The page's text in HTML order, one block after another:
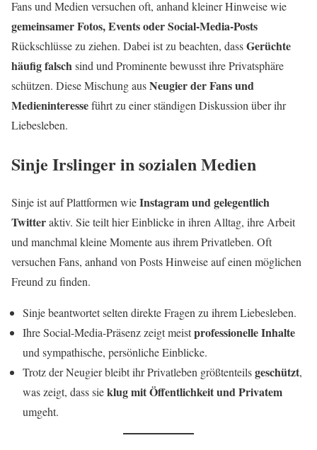
Fans und Medien versuchen oft, anhand kleiner Hinweise wie
gemeinsamer Fotos, Events oder Social-Media-Posts
Rückschlüsse zu ziehen. Dabei ist zu beachten, dassGerüchte
häufig falschsind und Prominente bewusst ihre Privatsphäre
schützen. Diese Mischung ausNeugier der Fans und
Medieninteresseführt zu einer ständigen Diskussion über ihr
Liebesleben.
Sinje Irslinger in sozialen Medien
Sinje ist auf Plattformen wieInstagram und gelegentlich
Twitteraktiv. Sie teilt hier Einblicke in ihren Alltag, ihre Arbeit
und manchmal kleine Momente aus ihrem Privatleben. Oft
versuchen Fans, anhand von Posts Hinweise auf einen möglichen
Freund zu finden.
Sinje beantwortet selten direkte Fragen zu ihrem Liebesleben.
Ihre Social-Media-Präsenz zeigt meistprofessionelle Inhalte
und sympathische, persönliche Einblicke.
Trotz der Neugier bleibt ihr Privatleben größtenteilsgeschützt,
was zeigt, dass sieklug mit Öffentlichkeit und Privatem
umgeht.